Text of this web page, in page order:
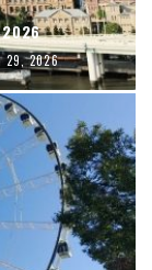
2026
29, 2026